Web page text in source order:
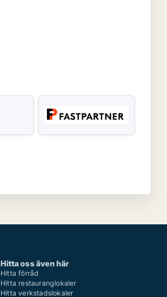
Hitta oss även här
Hitta förråd
Hitta restauranglokaler
Hitta verkstadslokaler